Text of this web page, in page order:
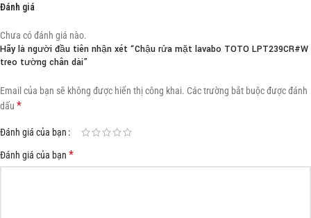
Đánh giá
Chưa có đánh giá nào.
Hãy là người đầu tiên nhận xét “Chậu rửa mặt lavabo TOTO LPT239CR#W
treo tường chân dài”
Email của bạn sẽ không được hiển thị công khai. Các trường bắt buộc được đánh
dấu *
Đánh giá của bạn
Đánh giá của bạn *